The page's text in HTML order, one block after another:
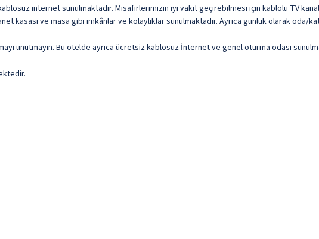
internet sunulmaktadır. Misafirlerimizin iyi vakit geçirebilmesi için kablolu TV
kasası ve masa gibi imkânlar ve kolaylıklar sunulmaktadır. Ayrıca günlük olarak oda/
unutmayın. Bu otelde ayrıca ücretsiz kablosuz İnternet ve genel oturma odası